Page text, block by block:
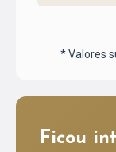
* Valores
Ficou